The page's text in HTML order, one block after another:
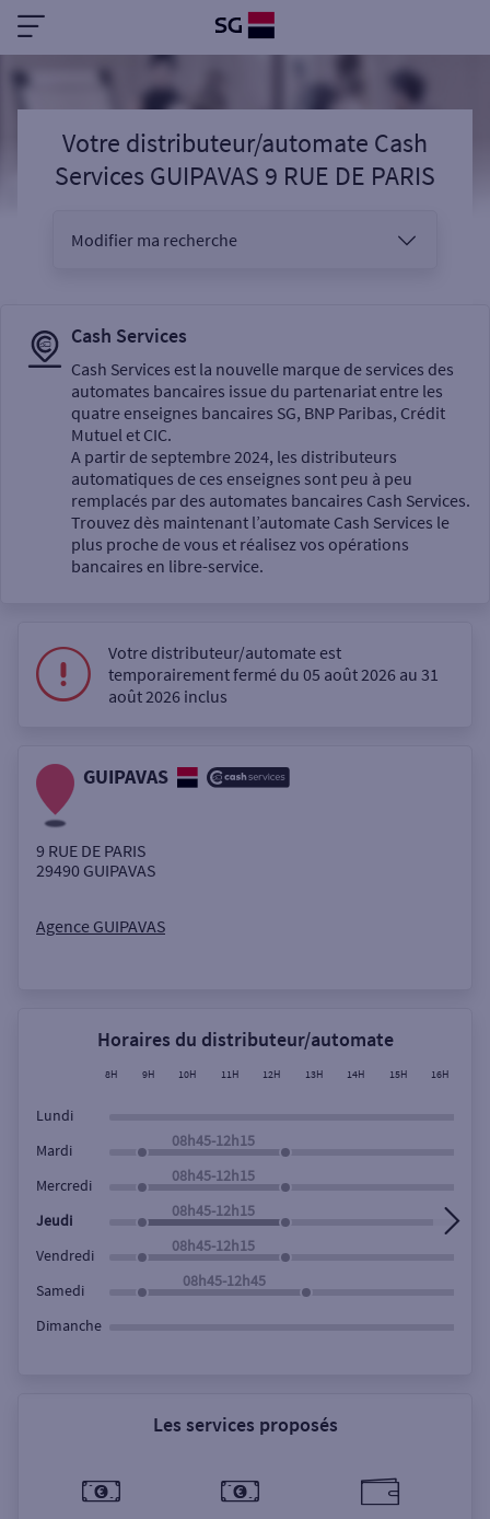
Votre distributeur/automate Cash
Services GUIPAVAS 9 RUE DE PARIS
Modifier ma recherche
Sélectionnez votre recherche
Un service
Autour de moi
Ville / Code postal
Rue
Cash Services
Cash Services est la nouvelle marque de services des
automates bancaires issue du partenariat entre les
quatre enseignes bancaires SG, BNP Paribas, Crédit
Mutuel et CIC.
A partir de septembre 2024, les distributeurs
automatiques de ces enseignes sont peu à peu
remplacés par des automates bancaires Cash Services.
Trouvez dès maintenant l’automate Cash Services le
plus proche de vous et réalisez vos opérations
bancaires en libre-service.
Votre distributeur/automate est
temporairement fermé du 05 août 2026 au 31
août 2026 inclus
GUIPAVAS
9 RUE DE PARIS
29490 GUIPAVAS
Agence GUIPAVAS
Horaires du distributeur/automate
8H 9H 10H 11H 12H 13H 14H 15H 16H
Lundi
Mardi
08h45-12h15
Mercredi
08h45-12h15
Jeudi
08h45-12h15
Vendredi
08h45-12h15
Samedi
08h45-12h45
Dimanche
Les services proposés